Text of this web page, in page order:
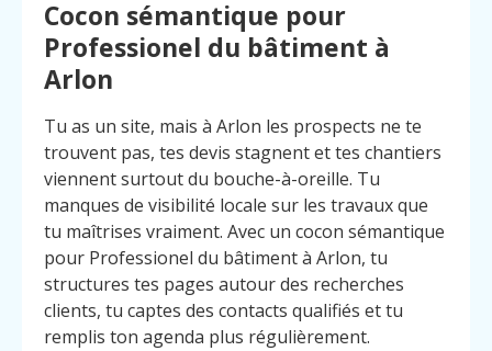
Cocon sémantique pour
Professionel du bâtiment à
Arlon
Tu as un site, mais à Arlon les prospects ne te
trouvent pas, tes devis stagnent et tes chantiers
viennent surtout du bouche-à-oreille. Tu
manques de visibilité locale sur les travaux que
tu maîtrises vraiment. Avec un cocon sémantique
pour Professionel du bâtiment à Arlon, tu
structures tes pages autour des recherches
clients, tu captes des contacts qualifiés et tu
remplis ton agenda plus régulièrement.